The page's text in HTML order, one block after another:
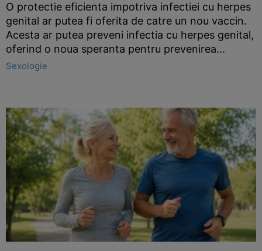
O protectie eficienta impotriva infectiei cu herpes
genital ar putea fi oferita de catre un nou vaccin.
Acesta ar putea preveni infectia cu herpes genital,
oferind o noua speranta pentru prevenirea...
Sexologie